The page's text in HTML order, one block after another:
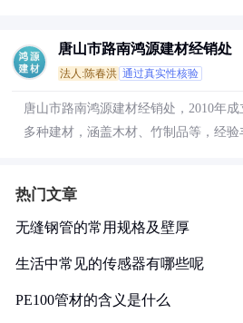
唐山市路南鸿源建材经销处
法人:陈春洪 通过真实性核验
唐山市路南鸿源建材经销处，2010年
多种建材，涵盖木材、竹制品等，经验
热门文章
无缝钢管的常用规格及壁厚
生活中常见的传感器有哪些呢
PE100管材的含义是什么